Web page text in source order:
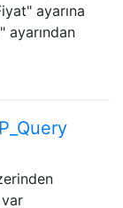
ayarına
ayarından
var